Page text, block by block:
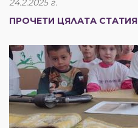
24.2.2025 г.
ПРОЧЕТИ ЦЯЛАТА СТАТИЯ